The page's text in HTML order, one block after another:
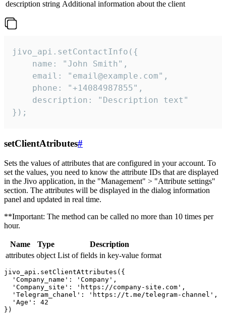
description string Additional information about the client
jivo_api.setContactInfo({
    name: "John Smith",
    email: "email@example.com",
    phone: "+14084987855",
    description: "Description text"
});
setClientAtributes#
Sets the values ​​of attributes that are configured in your account. To
set the values, you need to know the attribute IDs that are displayed
in the Jivo application, in the "Management" > "Attribute settings"
section. The attributes will be displayed in the dialog information
panel and updated in real time.
**Important: The method can be called no more than 10 times per
hour.
Name Type
Description
attributes object List of fields in key-value format
jivo_api.setClientAttributes({
  'Company_name': 'Company',
  'Company_site': 'https://company-site.com',
  'Telegram_chanel': 'https://t.me/telegram-channel',
  'Age': 42